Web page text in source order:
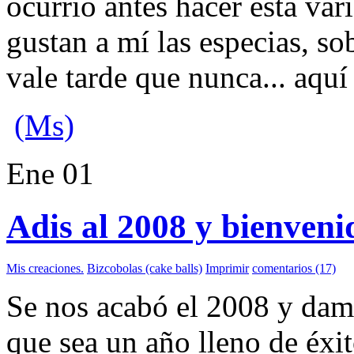
gustan a mí las especias,
vale tarde que nunca...
(Ms)
Ene 01
Adis al 2008 y
Mis creaciones. Bizcobolas (cake balls) Imprimir comentarios (17)
Se nos acabó el 2008 y
que sea un año lleno de